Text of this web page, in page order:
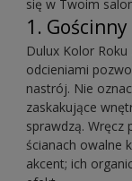
się w Twoim
1.
Dulux Kolor
odcieniami
nastrój. Nie
zaskakujące
sprawdzą. Wręcz
ścianach owalne
akcent; ich